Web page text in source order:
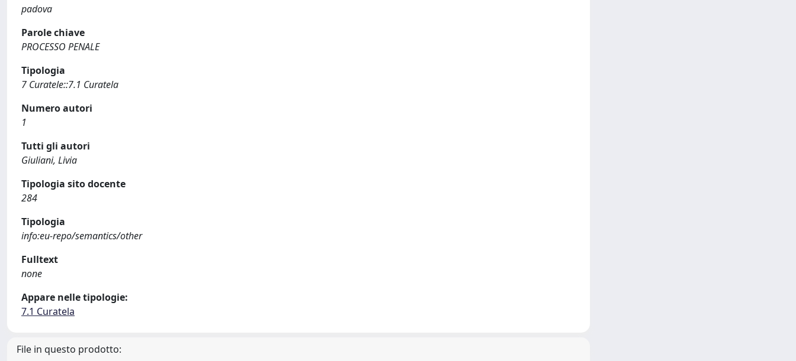
padova
Parole chiave
PROCESSO PENALE
Tipologia
7 Curatele::7.1 Curatela
Numero autori
1
Tutti gli autori
Giuliani, Livia
Tipologia sito docente
284
Tipologia
info:eu-repo/semantics/other
Fulltext
none
Appare nelle tipologie:
7.1 Curatela
File in questo prodotto: